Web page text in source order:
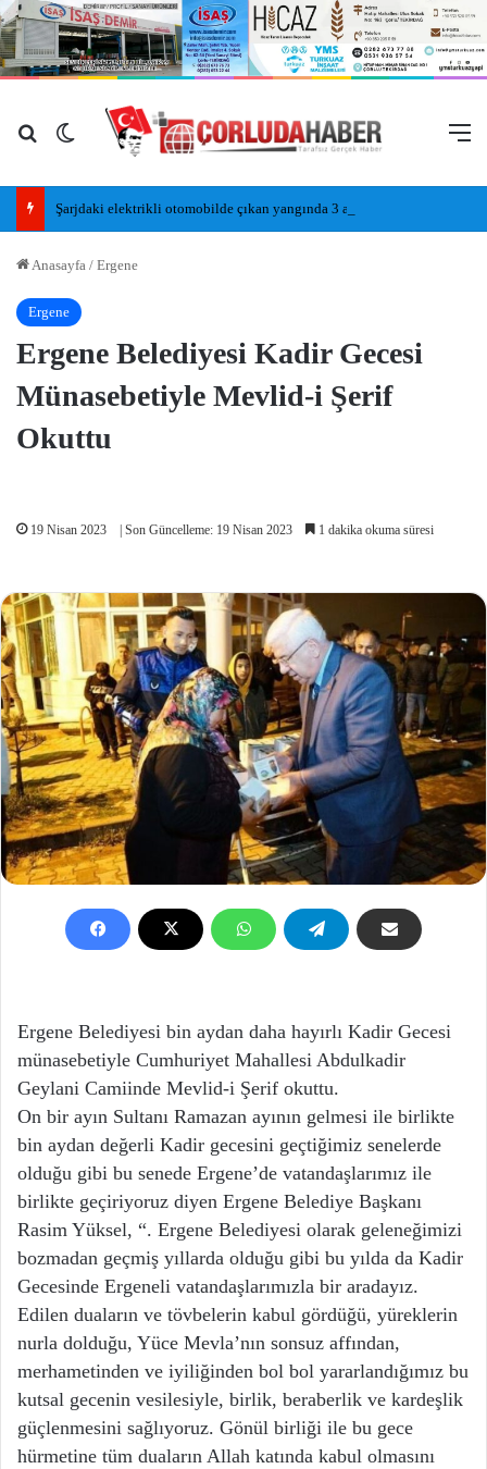
Arama yap ...
Dış görünümü değiştir
Şarjdaki elektrikli otomobilde çıkan yangında 3 araç zarar gördü
Anasayfa / Ergene
Ergene
Ergene Belediyesi Kadir Gecesi
Münasebetiyle Mevlid-i Şerif
Okuttu
19 Nisan 2023 | Son Güncelleme: 19 Nisan 2023 1 dakika okuma süresi
Ergene Belediyesi bin aydan daha hayırlı Kadir Gecesi
münasebetiyle Cumhuriyet Mahallesi Abdulkadir
Geylani Camiinde Mevlid-i Şerif okuttu.
On bir ayın Sultanı Ramazan ayının gelmesi ile birlikte
bin aydan değerli Kadir gecesini geçtiğimiz senelerde
olduğu gibi bu senede Ergene’de vatandaşlarımız ile
birlikte geçiriyoruz diyen Ergene Belediye Başkanı
Rasim Yüksel, “. Ergene Belediyesi olarak geleneğimizi
bozmadan geçmiş yıllarda olduğu gibi bu yılda da Kadir
Gecesinde Ergeneli vatandaşlarımızla bir aradayız.
Edilen duaların ve tövbelerin kabul gördüğü, yüreklerin
nurla dolduğu, Yüce Mevla’nın sonsuz affından,
merhametinden ve iyiliğinden bol bol yararlandığımız bu
kutsal gecenin vesilesiyle, birlik, beraberlik ve kardeşlik
güçlenmesini sağlıyoruz. Gönül birliği ile bu gece
hürmetine tüm duaların Allah katında kabul olmasını